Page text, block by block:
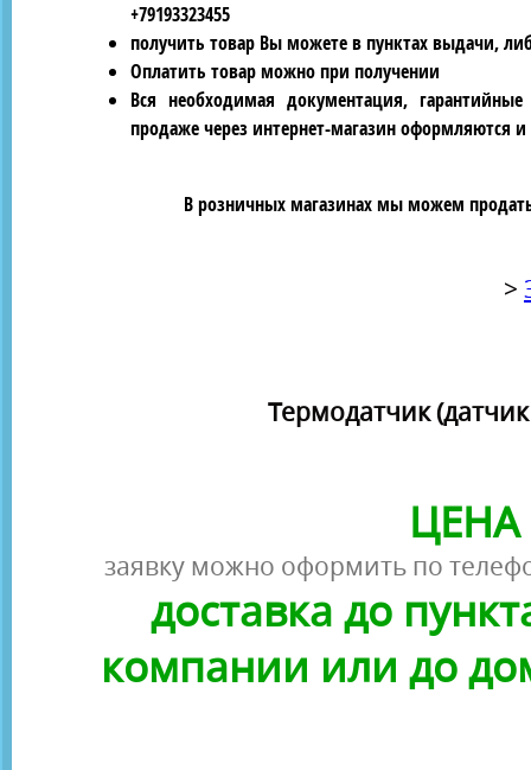
+79193323455
получить товар Вы можете в пунктах выдачи,
Оплатить товар можно при получении
Вся необходимая документация,
продаже через интернет-магазин оформляются
В розничных магазинах мы можем
>
Термодатчик
ЦЕНА
заявку можно оформить по
доставка до
компании или до